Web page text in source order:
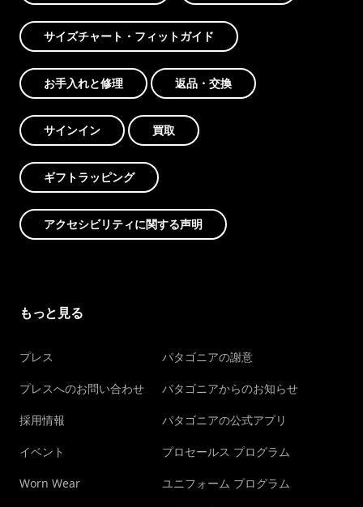
サイズチャート・フィットガイド
お手入れと修理 返品・交換
サインイン 買取
ギフトラッピング
アクセシビリティに関する声明
もっと見る
プレス
プレスへのお問い合わせ
採用情報
イベント
Worn Wear
パタゴニアの謝意
パタゴニアからのお知らせ
パタゴニアの公式アプリ
プロセールス プログラム
ユニフォーム プログラム